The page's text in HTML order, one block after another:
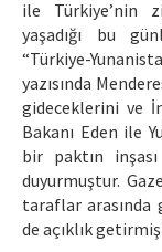
ile Türkiye’nin
yaşadığı bu
“Türkiye-
yazısında
gideceklerini ve
Bakanı Eden ile
bir paktın
duyurmuştur.
taraflar arasında
de açıklık